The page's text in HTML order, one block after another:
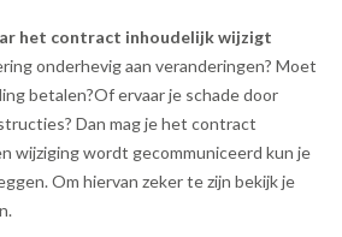
het contract inhoudelijk wijzigt
onderhevig aan veranderingen? Moet
betalen?Of ervaar je schade door
Dan mag je het contract
wijziging wordt gecommuniceerd kun je
Om hiervan zeker te zijn bekijk je